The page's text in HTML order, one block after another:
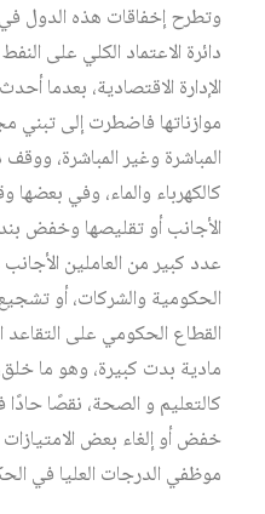
وتطرح إخفاقات هذه الدول
دائرة الاعتماد الكلي على
الإدارة الاقتصادية، بعدما
موازناتها فاضطرت إلى تبني
المباشرة وغير المباشرة،
كالكهرباء والماء، وفي
الأجانب أو تقليصها وخفض
عدد كبير من العاملين
الحكومية والشركات، أو
القطاع الحكومي على
مادية بدت كبيرة، وهو ما
كالتعليم و الصحة، نقصًا
خفض أو إلغاء بعض
موظفي الدرجات العليا في